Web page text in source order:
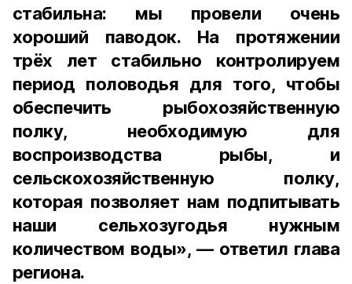
стабильна: мы провели очень
хороший паводок. На протяжении
трёх лет стабильно контролируем
период половодья для того, чтобы
обеспечить рыбохозяйственную
полку, необходимую для
воспроизводства рыбы, и
сельскохозяйственную полку,
которая позволяет нам подпитывать
наши сельхозугодья нужным
количеством воды», — ответил глава
региона.